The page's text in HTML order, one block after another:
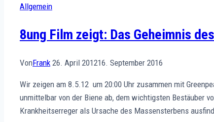
Allgemein
8ung Film zeigt: Das Geheimnis
VonFrank 26. April 201216. September 2016
Wir zeigen am 8.5.12 um 20:00 Uhr zusammen mit
unmittelbar von der Biene ab, dem wichtigsten Bestäuber
Krankheitserreger als Ursache des Massensterbens